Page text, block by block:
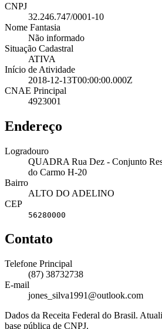
CNPJ
32.246.747/0001-10
Nome Fantasia
Não informado
Situação Cadastral
ATIVA
Início de Atividade
2018-12-13T00:00:00.000Z
CNAE Principal
4923001
Endereço
Logradouro
QUADRA Rua Dez - Conjunto
do Carmo H-20
Bairro
ALTO DO ADELINO
CEP
56280000
Contato
Telefone Principal
(87) 38732738
E-mail
jones_silva1991@outlook.com
Dados da Receita Federal do Brasil.
base pública de CNPJ.